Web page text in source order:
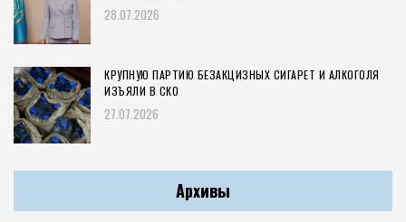
28.07.2026
КРУПНУЮ ПАРТИЮ БЕЗАКЦИЗНЫХ СИГАРЕТ И АЛКОГОЛЯ
ИЗЪЯЛИ В СКО
27.07.2026
Архивы